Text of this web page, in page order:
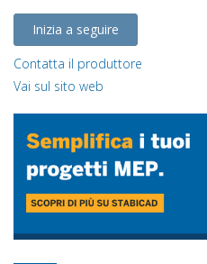
Inizia a seguire
Contatta il produttore
Vai sul sito web